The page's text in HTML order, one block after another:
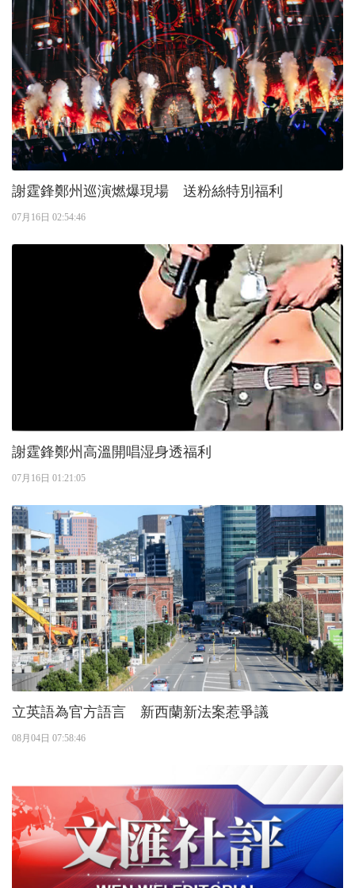
謝霆鋒鄭州巡演燃爆現場 送粉絲特別福利
07月16日 02:54:46
謝霆鋒鄭州高溫開唱湿身透福利
07月16日 01:21:05
立英語為官方語言 新西蘭新法案惹爭議
08月04日 07:58:46